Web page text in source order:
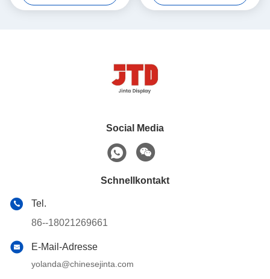
Social Media
Schnellkontakt
Tel.
86--18021269661
E-Mail-Adresse
yolanda@chinesejinta.com